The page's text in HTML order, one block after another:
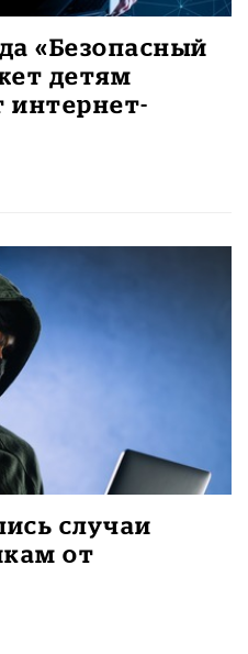
«Безопасный
детям
интернет-
случаи
от